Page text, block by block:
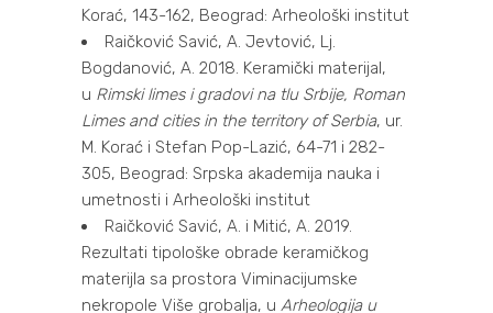
Korać, 143-162, Beograd: Arheološki institut
Raičković Savić, A. Jevtović, Lj.
Bogdanović, A. 2018. Keramički materijal,
u Rimski limes i gradovi na tlu Srbije, Roman
Limes and cities in the territory of Serbia, ur.
M. Korać i Stefan Pop-Lazić, 64-71 i 282-
305, Beograd: Srpska akademija nauka i
umetnosti i Arheološki institut
Raičković Savić, A. i Mitić, A. 2019.
Rezultati tipološke obrade keramičkog
materijla sa prostora Viminacijumske
nekropole Više grobalja, u Arheologija u